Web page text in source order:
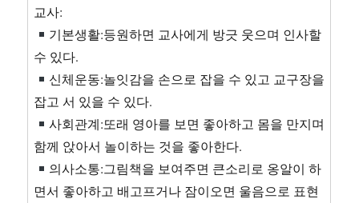
교사:
기본생활:등원하면 교사에게 방긋 웃으며 인사할
수 있다.
신체운동:놀잇감을 손으로 잡을 수 있고 교구장을
잡고 서 있을 수 있다.
사회관계:또래 영아를 보면 좋아하고 몸을 만지며
함께 앉아서 놀이하는 것을 좋아한다.
의사소통:그림책을 보여주면 큰소리로 옹알이 하
면서 좋아하고 배고프거나 잠이오면 울음으로 표현